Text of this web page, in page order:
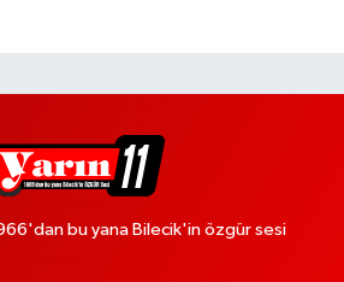
bu yana Bilecik'in özgür sesi